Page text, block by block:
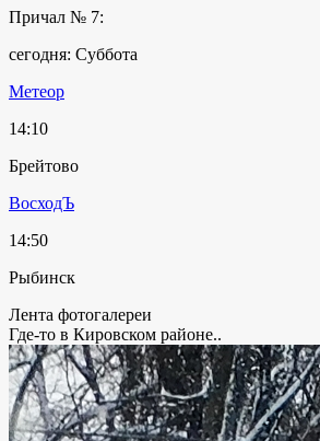
Причал № 7:
сегодня: Суббота
Метеор
14:10
Брейтово
ВосходЪ
14:50
Рыбинск
Лента фотогалереи
Где-то в Кировском районе..